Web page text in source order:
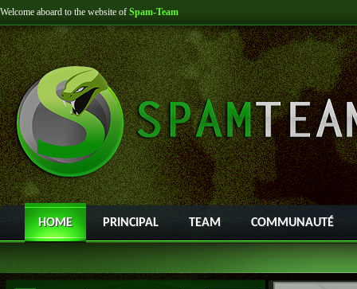
Welcome aboard to the website of Spam-Team
HOME PRINCIPAL TEAM COMMUNAUTÉ